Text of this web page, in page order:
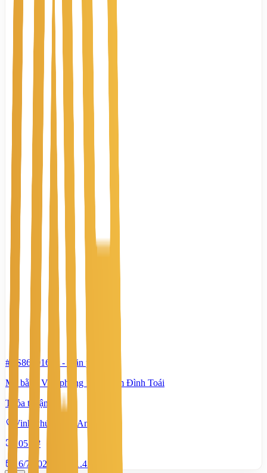
#TS86401677 -
Văn phòng
Mặ bằng Văn phòng 139 Phạm Đình Toái
Thỏa thuận
Vinh Phú, Nghệ An
105 m²
16/7/2026
1.437